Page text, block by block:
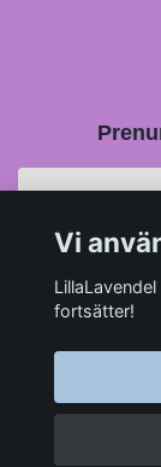
© 2026
Vi
fortsätter!